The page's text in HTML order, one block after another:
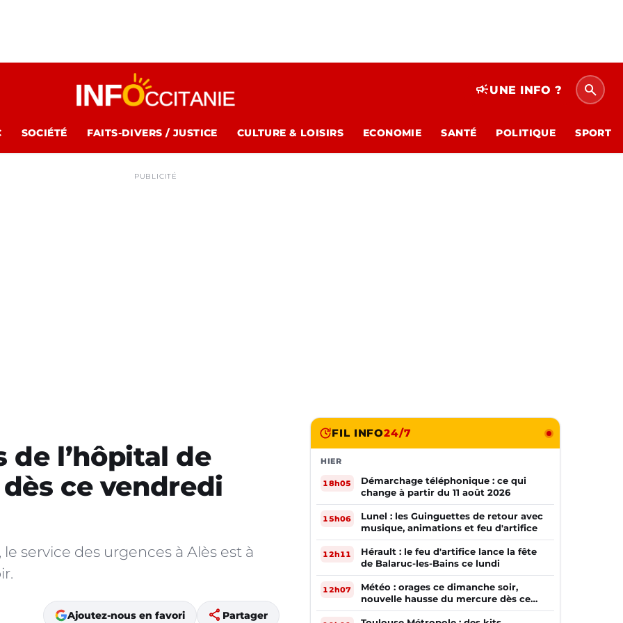
campaignUNE INFO ? search
SOCIÉTÉ FAITS-DIVERS / JUSTICE CULTURE & LOISIRS ECONOMIE SANTÉ POLITIQUE SPORT
PUBLICITÉ
de l’hôpital de
ce vendredi
service des urgences à Alès est à
Ajoutez-nous en favori share Partager
FIL INFO24/7
HIER
18h05
Démarchage téléphonique : ce qui
change à partir du 11 août 2026
15h06
Lunel : les Guinguettes de retour avec
musique, animations et feu d'artifice
12h11
Hérault : le feu d'artifice lance la fête
de Balaruc-les-Bains ce lundi
12h07
Météo : orages ce dimanche soir,
nouvelle hausse du mercure dès ce
lundi !